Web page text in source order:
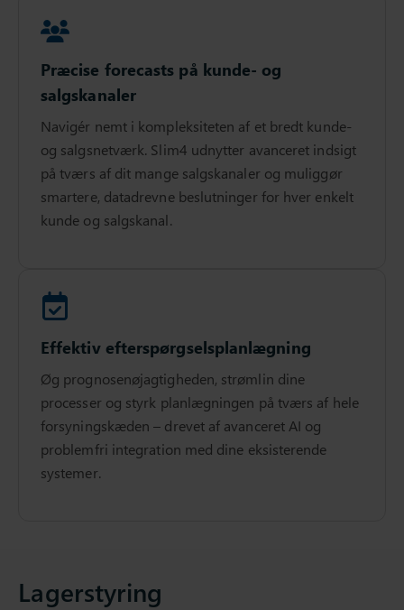
Præcise forecasts på kunde- og
salgskanaler
Navigér nemt i kompleksiteten af et bredt kunde-
og salgsnetværk. Slim4 udnytter avanceret indsigt
på tværs af dit mange salgskanaler og muliggør
smartere, datadrevne beslutninger for hver enkelt
kunde og salgskanal.
Effektiv efterspørgselsplanlægning
Øg prognosenøjagtigheden, strømlin dine
processer og styrk planlægningen på tværs af hele
forsyningskæden – drevet af avanceret AI og
problemfri integration med dine eksisterende
systemer.
Lagerstyring